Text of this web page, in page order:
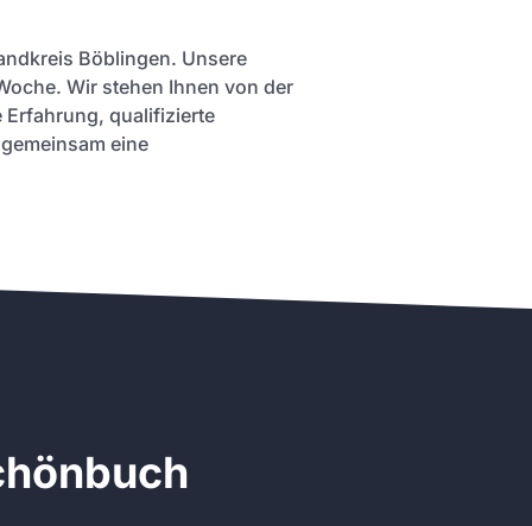
Böblingen. Unsere
Wir stehen Ihnen von der
Erfahrung, qualifizierte
eine